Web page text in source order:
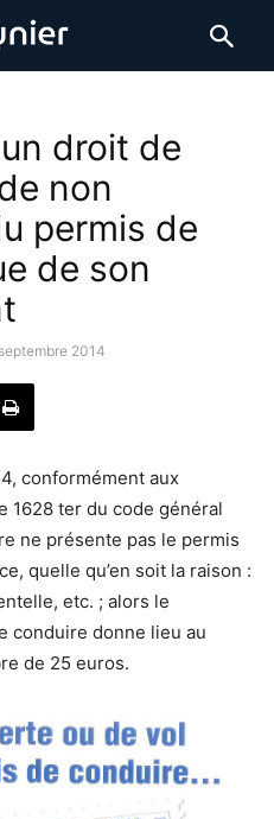
droit de
non
permis de
de son
2014
conformément aux
1628 ter du code général
ne présente pas le permis
quelle qu’en soit la raison :
etc. ; alors le
conduire donne lieu au
de 25 euros.